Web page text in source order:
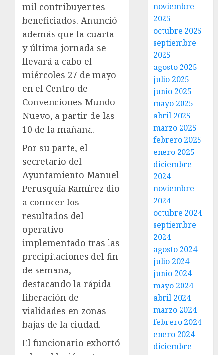
mil contribuyentes
beneficiados. Anunció
además que la cuarta
y última jornada se
llevará a cabo el
miércoles 27 de mayo
en el Centro de
Convenciones Mundo
Nuevo, a partir de las
10 de la mañana.
Por su parte, el
secretario del
Ayuntamiento Manuel
Perusquía Ramírez dio
a conocer los
resultados del
operativo
implementado tras las
precipitaciones del fin
de semana,
destacando la rápida
liberación de
vialidades en zonas
bajas de la ciudad.
El funcionario exhortó
noviembre
2025
octubre 2025
septiembre
2025
agosto 2025
julio 2025
junio 2025
mayo 2025
abril 2025
marzo 2025
febrero 2025
enero 2025
diciembre
2024
noviembre
2024
octubre 2024
septiembre
2024
agosto 2024
julio 2024
junio 2024
mayo 2024
abril 2024
marzo 2024
febrero 2024
enero 2024
diciembre